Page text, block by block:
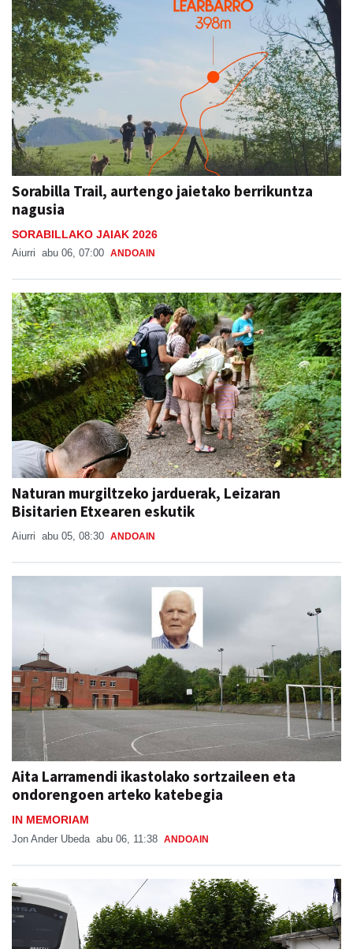
Sorabilla Trail, aurtengo jaietako berrikuntza
nagusia
SORABILLAKO JAIAK 2026
Aiurri abu 06, 07:00 ANDOAIN
Naturan murgiltzeko jarduerak, Leizaran
Bisitarien Etxearen eskutik
Aiurri abu 05, 08:30 ANDOAIN
Aita Larramendi ikastolako sortzaileen eta
ondorengoen arteko katebegia
IN MEMORIAM
Jon Ander Ubeda abu 06, 11:38 ANDOAIN